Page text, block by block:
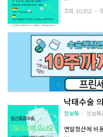
중절수술은 수
마취가 필요할
2. 임신중절수술
- 흡입술: 임신
이용해 인위적
조회 10,852
낙태수술
정보톡 정보
연말정산에 비